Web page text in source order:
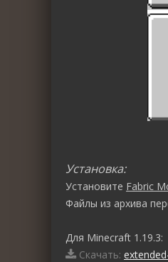
Установка:
Установите Fabric
Файлы из архива
Для Minecraft 1.19.3:
Скачать: